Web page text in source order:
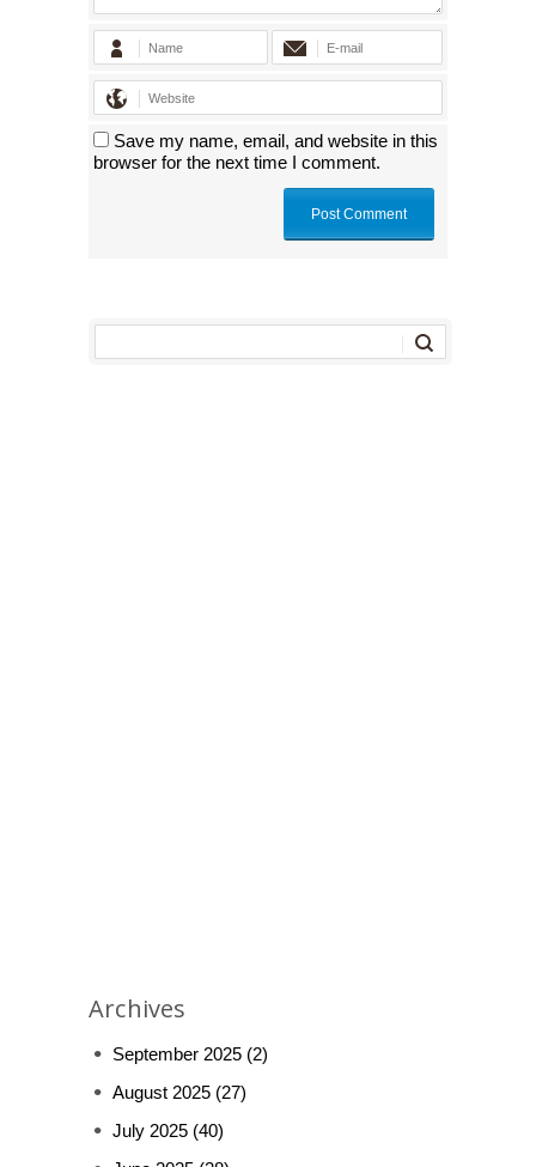
Save my name, email, and website in this
browser for the next time I comment.
Archives
September 2025 (2)
August 2025 (27)
July 2025 (40)